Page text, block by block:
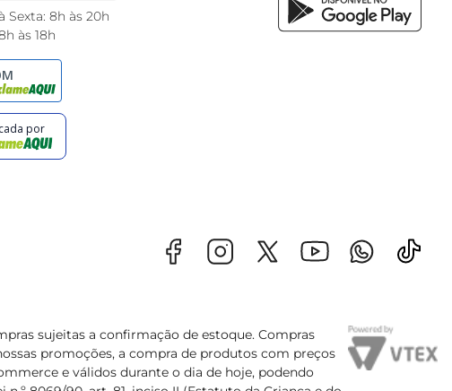
Sexta: 8h às 20h
às 18h
sujeitas a confirmação de estoque. Compras
promoções, a compra de produtos com preços
e válidos durante o dia de hoje, podendo